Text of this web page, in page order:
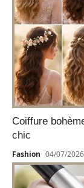
Coiffure
chic
Fashion 04/07/2026